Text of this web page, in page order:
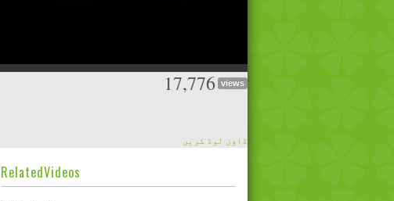
17,776 views
ڈاؤن لوڈ کریں
RelatedVideos